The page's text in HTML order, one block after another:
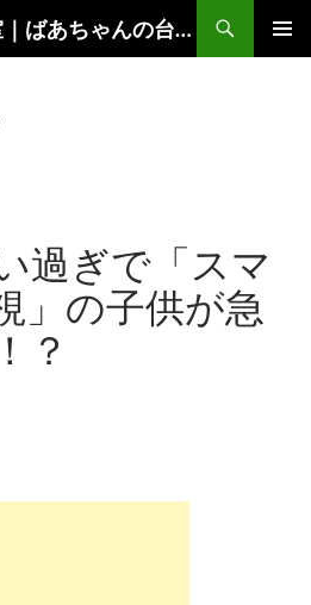
ばあちゃんの料理教室｜ばあちゃんの台所から学ぶ、食と健康の知恵
過ぎで「スマ
」の子供が急
？